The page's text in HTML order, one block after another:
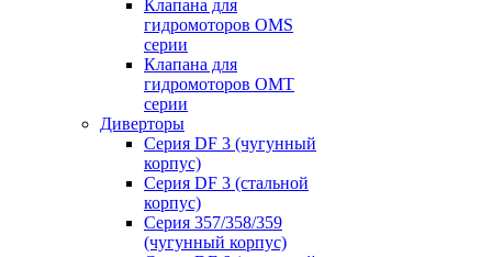
Клапана для
гидромоторов OMS
серии
Клапана для
гидромоторов OMT
серии
Диверторы
Серия DF 3 (чугунный
корпус)
Серия DF 3 (стальной
корпус)
Серия 357/358/359
(чугунный корпус)